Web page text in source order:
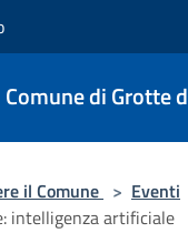
Comune di Grotte
il Comune > Eventi
intelligenza artificiale